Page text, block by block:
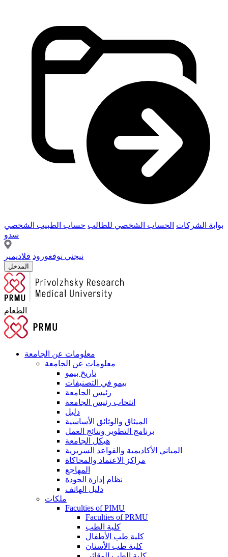
بوابة الشركات الحساب الشخصي للطالب حساب الطبيب الشخصي
سدو
نيجني نوفغورود فلاديمير
المدخل
الطعام
معلومات عن الجامعة
معلومات عن الجامعة
تاريخ بيمو
بيمو في التصنيفات
رئيس الجامعة
انتخاب رئيس الجامعة
دليل
الميثاق والوثائق الأساسية
برنامج التطوير ونتائج العمل
هيكل الجامعة
المباني الأكاديمية والقواعد السريرية
مراكز الاعتماد والمحاكاة
المهاجع
نظام إدارة الجودة
دليل الهاتف
ملكات
Faculties of PIMU
Faculties of PRMU
كلية الطب
كلية طب الأطفال
كلية طب الأسنان